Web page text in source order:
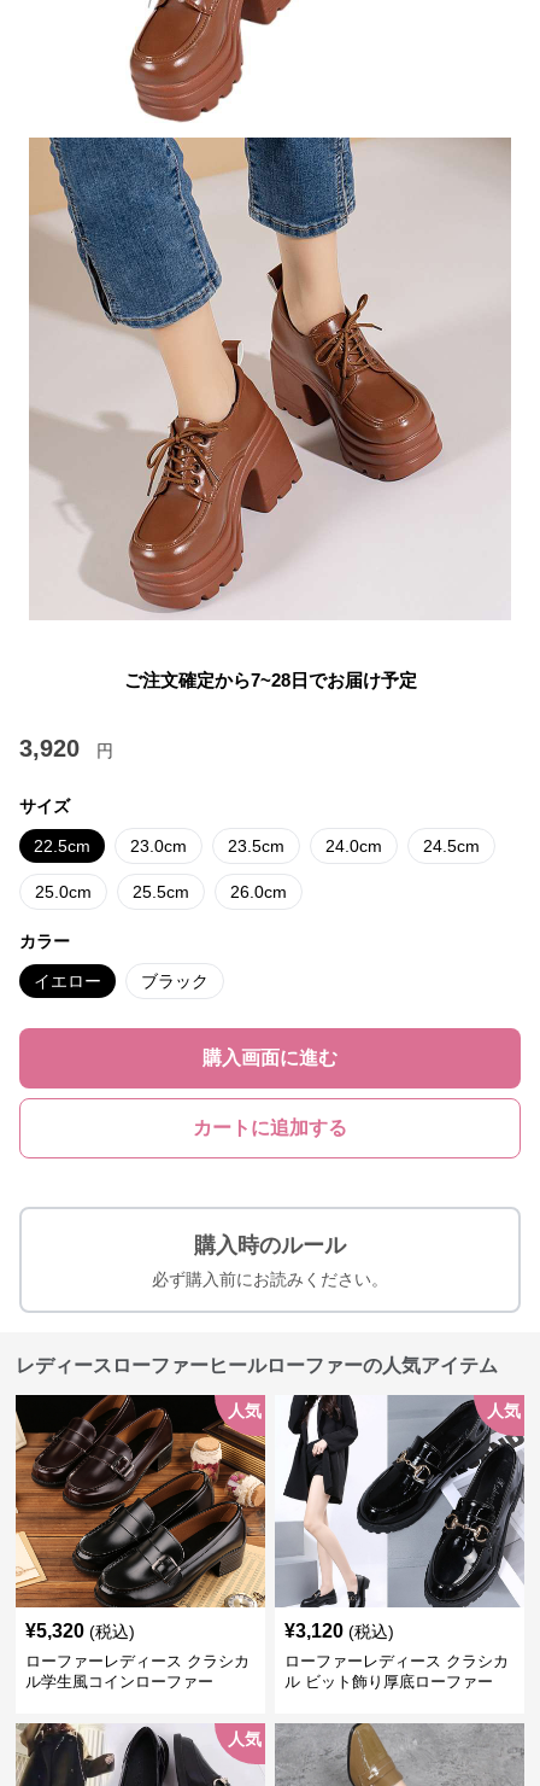
ご注文確定から7~28日でお届け予定
3,920 円
サイズ
22.5cm 23.0cm 23.5cm 24.0cm 24.5cm
25.0cm 25.5cm 26.0cm
カラー
イエロー ブラック
購入画面に進む
カートに追加する
購入時のルール
必ず購入前にお読みください。
レディースローファーヒールローファーの人気アイテム
人気
¥5,320 (税込)
ローファーレディース クラシカ
ル学生風コインローファー
人気
¥3,120 (税込)
ローファーレディース クラシカ
ル ビット飾り厚底ローファー
人気